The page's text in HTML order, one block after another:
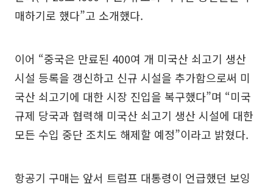
매하기로 했다”고 소개했다.
이어 “중국은 만료된 400여 개 미국산 쇠고기 생산
시설 등록을 갱신하고 신규 시설을 추가함으로써 미
국산 쇠고기에 대한 시장 진입을 복구했다”며 “미국
규제 당국과 협력해 미국산 쇠고기 생산 시설에 대한
모든 수입 중단 조치도 해제할 예정”이라고 밝혔다.
항공기 구매는 앞서 트럼프 대통령이 언급했던 보잉